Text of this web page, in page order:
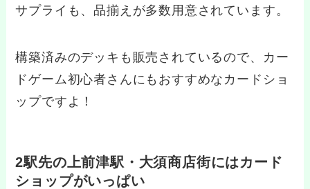
サプライも、品揃えが多数用意されています。
構築済みのデッキも販売されているので、カー
ドゲーム初心者さんにもおすすめなカードショ
ップですよ！
2駅先の上前津駅・大須商店街にはカード
ショップがいっぱい